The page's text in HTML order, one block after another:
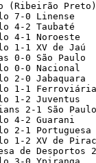
Preto) 2-1 São Paulo
7-0
4-2
4-1
1-1 XV
0-0 São
0-0
2-0
1-1
1-2
2-1 São
4-2
2-1
1-2 XV de
2-2 São Paulo